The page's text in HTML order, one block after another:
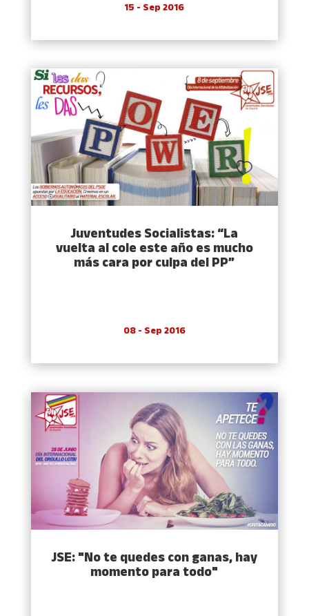
15 - Sep 2016
Juventudes Socialistas: “La
vuelta al cole este año es mucho
más cara por culpa del PP”
08 - Sep 2016
JSE: "No te quedes con ganas, hay
momento para todo"